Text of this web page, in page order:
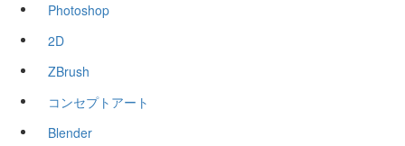
Photoshop
2D
ZBrush
コンセプトアート
Blender